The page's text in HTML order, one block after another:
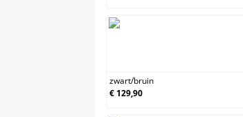
zwart/bruin
€ 129,90